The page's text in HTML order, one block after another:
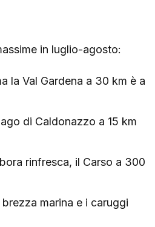
in luglio-agosto:
la Val Gardena a 30 km è a
di Caldonazzo a 15 km
rinfresca, il Carso a 300
brezza marina e i caruggi